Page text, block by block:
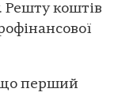
Решту коштів
що перший